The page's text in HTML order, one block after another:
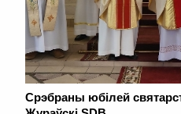
Срэбраны юбілей